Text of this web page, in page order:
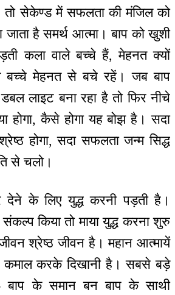
सेकेण्ड में सफलता की मंजिल को
जाता है समर्थ आत्मा। बाप को खुशी
कला वाले बच्चे हैं, मेहनत क्यों
बच्चे मेहनत से बचे रहें। जब बाप
डबल लाइट बना रहा है तो फिर नीचे
होगा, कैसे होगा यह बोझ है। सदा
होगा, सदा सफलता जन्म सिद्ध
से चलो।
देने के लिए युद्ध करनी पड़ती है।
किया तो माया युद्ध करना शुरु
श्रेष्ठ जीवन है। महान आत्मायें
कमाल करके दिखानी है। सबसे बड़े
के समान बन बाप के साथी